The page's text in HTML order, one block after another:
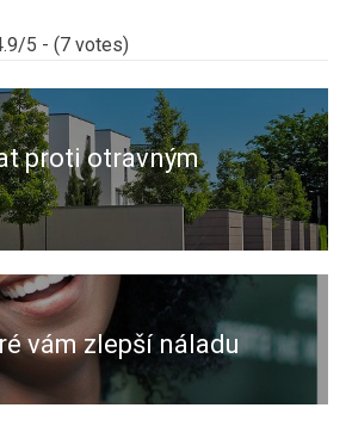
5 - (7 votes)
proti otravným
vám zlepší náladu